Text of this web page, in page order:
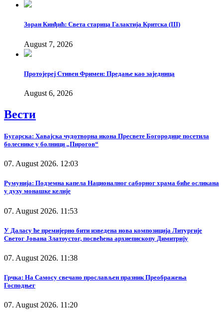
Зоран Кинђић: Света старица Галактија Критска (III)
August 7, 2026
Протојереј Стивен Фримен: Предање као заједница
August 6, 2026
Вести
Бугарска: Хавајска чудотворна икона Пресвете Богородице посетила
болеснике у болници „Пирогов“
07. August 2026. 12:03
Румунија: Подземна капела Националног саборног храма биће осликана
у духу монашке келије
07. August 2026. 11:53
У Даласу ће премијерно бити изведена нова композиција Литургије
Светог Јована Златоустог, посвећена архиепископу Димитрију
07. August 2026. 11:38
Грчка: На Самосу свечано прослављен празник Преображења
Господњег
07. August 2026. 11:20